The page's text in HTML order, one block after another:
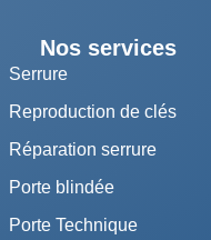
Nos services
Serrure
Reproduction de clés
Réparation serrure
Porte blindée
Porte Technique